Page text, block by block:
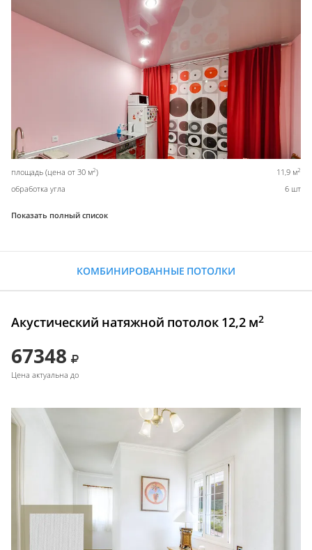
площадь (цена от 30 м2) 11,9 м2
обработка угла 6 шт
Показать полный список
КОМБИНИРОВАННЫЕ ПОТОЛКИ
Акустический натяжной потолок 12,2 м2
67348
Цена актуальна до